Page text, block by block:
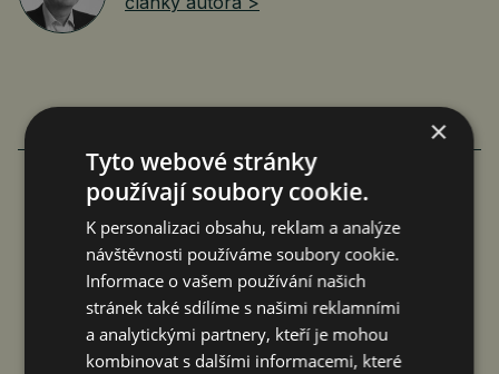
VÍCE ČLÁNKŮ O EKONOMICE
PODVODŮ S PLATBAMI A PLATEBNÍMI
KARTAMI VÝRAZNĚ PŘIBYLO
7. 8. 2026
×
Tyto webové stránky
používají soubory cookie.
K personalizaci obsahu, reklam a analýze
návštěvnosti používáme soubory cookie.
Informace o vašem používání našich
stránek také sdílíme s našimi reklamními
a analytickými partnery, kteří je mohou
kombinovat s dalšími informacemi, které